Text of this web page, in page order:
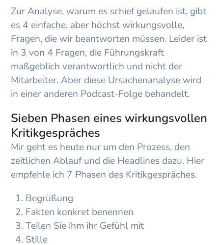
Zur Analyse, warum es schief gelaufen ist, gibt
es 4 einfache, aber höchst wirkungsvolle,
Fragen, die wir beantworten müssen. Leider ist
in 3 von 4 Fragen, die Führungskraft
maßgeblich verantwortlich und nicht der
Mitarbeiter. Aber diese Ursachenanalyse wird
in einer anderen Podcast-Folge behandelt.
Sieben Phasen eines wirkungsvollen
Kritikgespräches
Mir geht es heute nur um den Prozess, den
zeitlichen Ablauf und die Headlines dazu. Hier
empfehle ich 7 Phasen des Kritikgespräches.
Begrüßung
Fakten konkret benennen
Teilen Sie ihm ihr Gefühl mit
Stille